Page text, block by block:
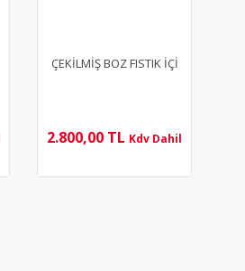
ÇEKİLMİŞ BOZ FISTIK İÇİ
2.800,00 TL Kdv Dahil